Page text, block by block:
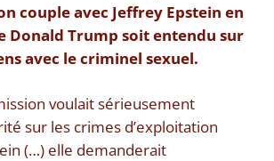
couple avec Jeffrey Epstein en
Donald Trump soit entendu sur
avec le criminel sexuel.
voulait sérieusement
sur les crimes d’exploitation
(…) elle demanderait